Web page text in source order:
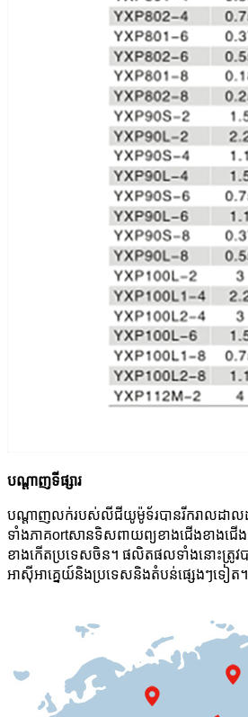
បណ្តាញទីផ្សារ
បណ្តាញលក់របស់លីជីយូម៉ូទ័របានរីករាលដាលដ
ទាំងភាគortសានទិសពាយព្យខាងជើងខាងជើ
ខាងកើតប្រទេសចិន។ ផលិតផលទាំងនោះត្រូវប
អាស៊ីអាគ្នេយ៍និងប្រទេសនិងតំបន់ផ្សេងៗទៀត។